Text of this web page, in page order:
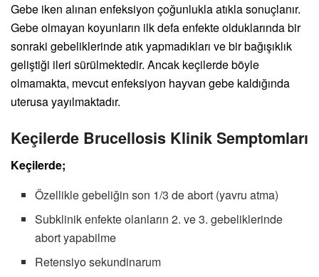
Gebe iken alınan enfeksiyon çoğunlukla atıkla sonuçlanır.
Gebe olmayan koyunların ilk defa enfekte olduklarında bir
sonraki gebeliklerinde atık yapmadıkları ve bir bağışıklık
geliştiği ileri sürülmektedir. Ancak keçilerde böyle
olmamakta, mevcut enfeksiyon hayvan gebe kaldığında
uterusa yayılmaktadır.
Keçilerde Brucellosis Klinik Semptomları
Keçilerde;
Özellikle gebeliğin son 1/3 de abort (yavru atma)
Subklinik enfekte olanların 2. ve 3. gebeliklerinde
abort yapabilme
Retensiyo sekundinarum